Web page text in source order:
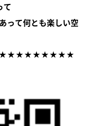
て
って何とも楽しい空